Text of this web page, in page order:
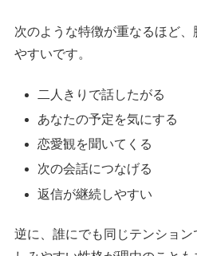
次のような特徴が重なるほど、
やすいです。
二人きりで話したがる
あなたの予定を気にする
恋愛観を聞いてくる
次の会話につなげる
返信が継続しやすい
逆に、誰にでも同じテンショ